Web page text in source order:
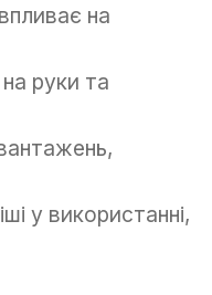
на
руки та
у використанні,